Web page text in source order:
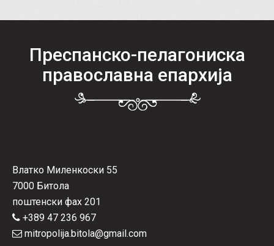
Преспанско-пелагониска
православна епархија
Влатко Миленкоски 55
7000 Битола
поштенски фах 201
+389 47 236 967
mitropolija.bitola@gmail.com